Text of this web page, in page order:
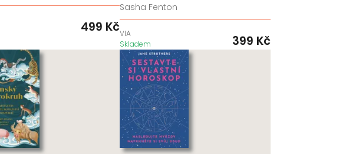
499 Kč
Sasha Fenton
VIA
Skladem
399 Kč